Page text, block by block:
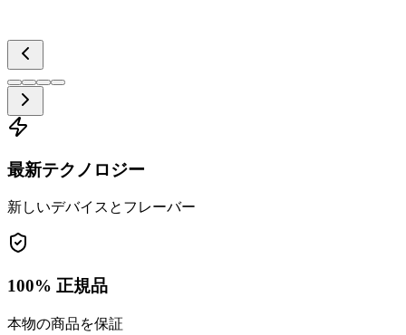
最新テクノロジー
新しいデバイスとフレーバー
100% 正規品
本物の商品を保証